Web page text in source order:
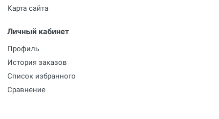
Карта сайта
Личный кабинет
Профиль
История заказов
Список избранного
Сравнение